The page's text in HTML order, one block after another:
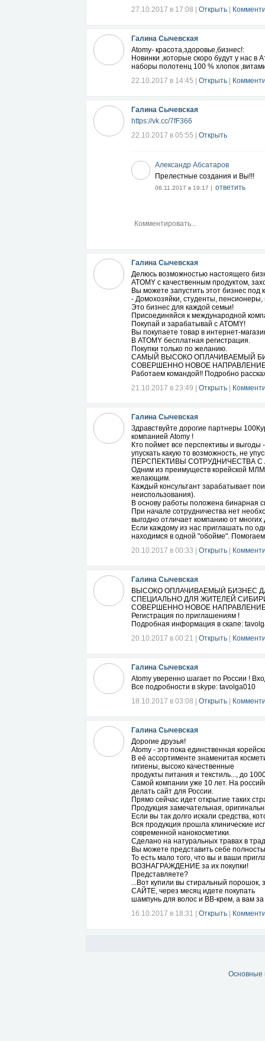
27.10.2017 в 17:08
Открыть
Галина Сычевская
Atomy- красота,здоровье,бизнес!:
Новинки ,которые скоро будут у нас
наборы полотенц 100 % хлопок
22.10.2017 в 14:45
Открыть
Галина Сычевская
https://vk.cc/7fF366
22.10.2017 в 05:55
Открыть
Александр Абсатаров
Прелестные создания и Вы!!!
06.11.2017 в 19:17 | ответить
Галина Сычевская
Делюсь возможностью настоящего
ATOMY с качественным продуктом,
Вы можете запустить этот бизнес под
- Домохозяйки, студенты,
Это бизнес для каждой семьи!
Присоединяйся к международной
Покупай и зарабатывай с ATOMY!
Вы покупаете товар в интернет-
В ATOMY бесплатная регистрация.
Покупки только по желанию.
САМЫЙ ВЫСОКО ОПЛАЧИВАЕМЫЙ
СОВЕРШЕННО НОВОЕ НАПРАВЛЕНИЕ
Работаем командой!! Подробно
21.10.2017 в 23:49
Открыть
Галина Сычевская
Здравствуйте дорогие партнеры
компанией Atomy !
Кто поймет все перспективы и выгоды
упускать какую то возможность, не
ПЕРСПЕКТИВЫ СОТРУДНИЧЕСТВА С
Одним из преимуществ корейской
желающим.
Каждый консультант зарабатывает
неиспользования).
В основу работы положена бинарная
При начале сотрудничества нет
выгодно отличает компанию от многих
Если каждому из нас приглашать по
находимся в одной "обойме".
20.10.2017 в 00:33
Открыть
Галина Сычевская
ВЫСОКО ОПЛАЧИВАЕМЫЙ БИЗНЕС
СПЕЦИАЛЬНО ДЛЯ ЖИТЕЛЕЙ
СОВЕРШЕННО НОВОЕ
Регистрация по приглашениям !
Подробная информация в скапе:
20.10.2017 в 00:21
Открыть
Галина Сычевская
Atomy уверенно шагает по России !
Все подробности в skype: tavolga010
18.10.2017 в 03:08
Открыть
Галина Сычевская
Дорогие друзья!
Atomy - это пока единственная
В её ассортименте знаменитая
гигиены, высоко качественные
продукты питания и текстиль..., до
Самой компании уже 10 лет. На
делать сайт для России.
Прямо сейчас идет открытие таких
Продукция замечательная,
Если вы так долго искали средства,
Вся продукция прошла клинические
современной нанокосметики.
Сделано на натуральных травах в
Вы можете представить себе
То есть мало того, что вы и ваши
ВОЗНАГРАЖДЕНИЕ за их покупки!
Представляете?
...Вот купили вы стиральный
САЙТЕ, через месяц идете покупать
шампунь для волос и ВВ-крем, а вам
каждый день!
16.10.2017 в 18:31 Открыть
Основные